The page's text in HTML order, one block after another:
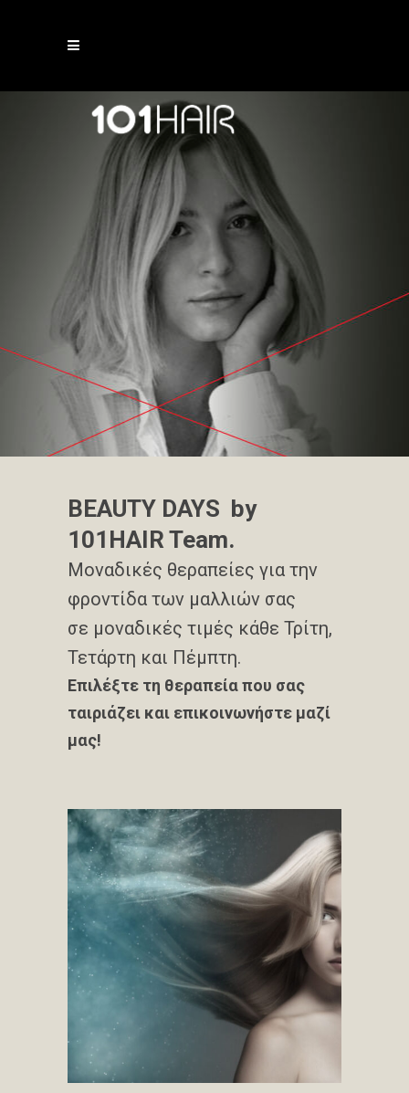
BEAUTY DAYS by
101HAIR Team.
Μοναδικές θεραπείες για την
φροντίδα των μαλλιών σας
σε μοναδικές τιμές κάθε Τρίτη,
Τετάρτη και Πέμπτη.
Επιλέξτε τη θεραπεία που σας
ταιριάζει και επικοινωνήστε μαζί
μας!